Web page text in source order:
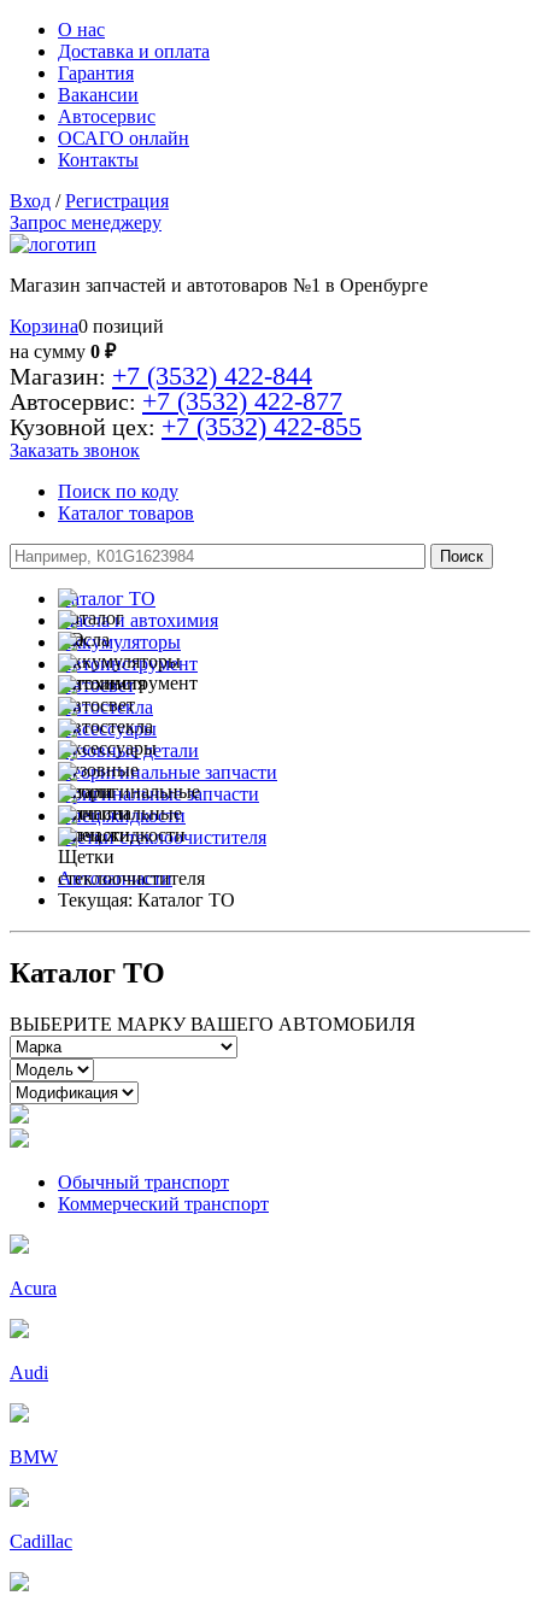
О нас
Доставка и оплата
Гарантия
Вакансии
Автосервис
ОСАГО онлайн
Контакты
Вход / Регистрация
Запрос менеджеру
Магазин запчастей и автотоваров №1 в Оренбурге
Корзина0 позиций
на сумму 0 ₽
Магазин: +7 (3532) 422-844
Автосервис: +7 (3532) 422-877
Кузовной цех: +7 (3532) 422-855
Заказать звонок
Поиск по коду
Каталог товаров
Каталог ТО
Масла и автохимия
Аккумуляторы
Автоинструмент
Автосвет
Автостекла
Аксессуары
Кузовные детали
Неоригинальные запчасти
Оригинальные запчасти
Спец.жидкости
Щетки стеклоочистителя
Автозапчасти
Текущая: Каталог ТО
Каталог ТО
ВЫБЕРИТЕ МАРКУ ВАШЕГО АВТОМОБИЛЯ
Обычный транспорт
Коммерческий транспорт
Acura
Audi
BMW
Cadillac